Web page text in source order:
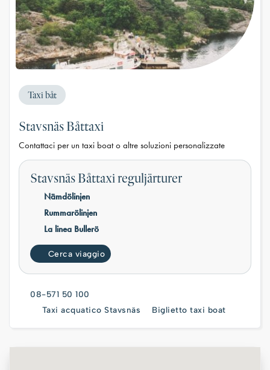
Taxi båt
Stavsnäs Båttaxi
Contattaci per un taxi boat o altre soluzioni personalizzate
Stavsnäs Båttaxi reguljärturer
Nämdölinjen
Rummarölinjen
La linea Bullerö
Cerca viaggio
08-571 50 100
Taxi acquatico Stavsnäs
Biglietto taxi boat